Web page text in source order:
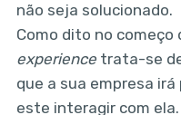
não seja solucionado.
Como dito no começo
experiencetrata-se de
que a sua empresa
este interagir com ela.